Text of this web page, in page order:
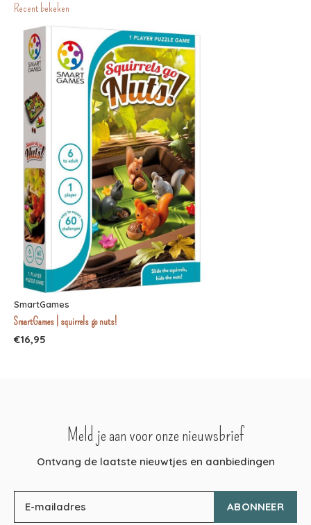
Recent bekeken
SmartGames
SmartGames | squirrels go nuts!
€16,95
Meld je aan voor onze nieuwsbrief
Ontvang de laatste nieuwtjes en aanbiedingen
ABONNEER